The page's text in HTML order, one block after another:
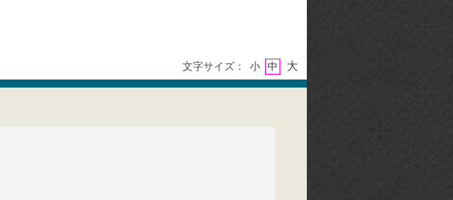
文字サイズ： 小 中 大